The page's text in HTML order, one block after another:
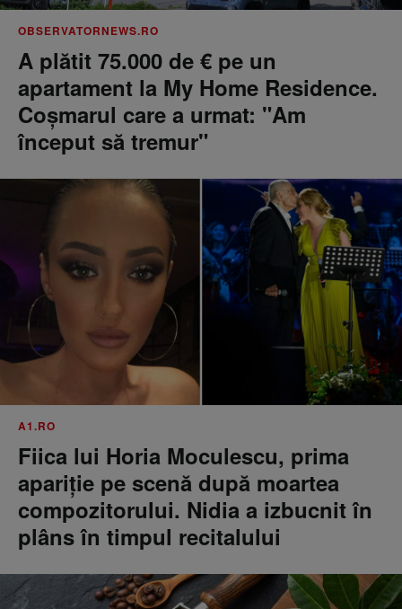
OBSERVATORNEWS.RO
A plătit 75.000 de € pe un
apartament la My Home Residence.
Coşmarul care a urmat: "Am
început să tremur"
A1.RO
Fiica lui Horia Moculescu, prima
apariție pe scenă după moartea
compozitorului. Nidia a izbucnit în
plâns în timpul recitalului